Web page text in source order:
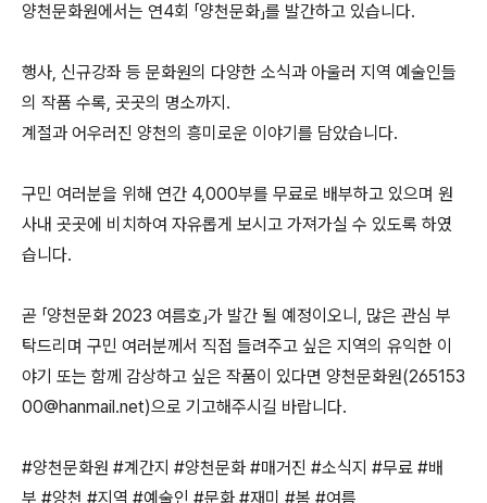
양천문화원에서는 연4회 「양천문화」를 발간하고 있습니다.
행사, 신규강좌 등 문화원의 다양한 소식과 아울러 지역 예술인들
의 작품 수록, 곳곳의 명소까지.
계절과 어우러진 양천의 흥미로운 이야기를 담았습니다.
구민 여러분을 위해 연간 4,000부를 무료로 배부하고 있으며 원
사내 곳곳에 비치하여 자유롭게 보시고 가져가실 수 있도록 하였
습니다.
곧 「양천문화 2023 여름호」가 발간 될 예정이오니, 많은 관심 부
탁드리며 구민 여러분께서 직접 들려주고 싶은 지역의 유익한 이
야기 또는 함께 감상하고 싶은 작품이 있다면 양천문화원(265153
00@hanmail.net)으로 기고해주시길 바랍니다.
#양천문화원 #계간지 #양천문화 #매거진 #소식지 #무료 #배
부 #양천 #지역 #예술인 #문화 #재미 #봄 #여름